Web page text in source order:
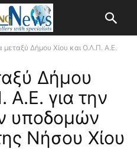
μεταξύ Δήμου Χίου και Ο.Λ.Π. Α.Ε.
Δήμου
Α.Ε. για την
υποδομών
Νήσου Χίου